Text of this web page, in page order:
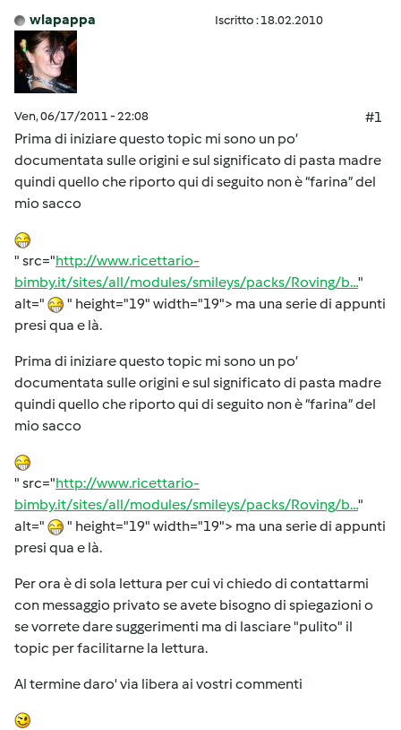
wlapappa Iscritto : 18.02.2010
Ven, 06/17/2011 - 22:08
#1
Prima di iniziare questo topic mi sono un po’
documentata sulle origini e sul significato di pasta madre
quindi quello che riporto qui di seguito non è “farina” del
mio sacco
" src="http://www.ricettario-
bimby.it/sites/all/modules/smileys/packs/Roving/b…"
alt="
" height="19" width="19"> ma una serie di appunti
presi qua e là.
Prima di iniziare questo topic mi sono un po’
documentata sulle origini e sul significato di pasta madre
quindi quello che riporto qui di seguito non è “farina” del
mio sacco
" src="http://www.ricettario-
bimby.it/sites/all/modules/smileys/packs/Roving/b…"
alt="
" height="19" width="19"> ma una serie di appunti
presi qua e là.
Per ora è di sola lettura per cui vi chiedo di contattarmi
con messaggio privato se avete bisogno di spiegazioni o
se vorrete dare suggerimenti ma di lasciare "pulito" il
topic per facilitarne la lettura.
Al termine daro' via libera ai vostri commenti